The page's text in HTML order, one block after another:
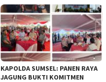
KAPOLDA SUMSEL: PANEN RAYA
JAGUNG BUKTI KOMITMEN